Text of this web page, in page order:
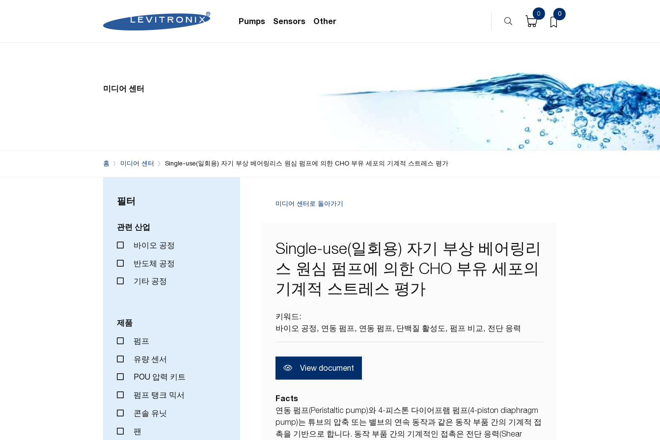
Pumps
Microelectronics Pumps (Solvent Applications)
Sensors
Microelectronics Clamp-On Flow Sensors
Bioprocessing Clamp-On Flow Sensors (First
Other
Bioprocessing Flow Controllers (Single-Use)
0 0
미디어 센터
홈 미디어 센터 Single-use(일회용) 자기 부상 베어링리스 원심 펌프에 의한 CHO 부유 세포의 기계적 스트레스 평가
필터
관련 산업
바이오 공정
반도체 공정
기타 공정
제품
펌프
유량 센서
POU 압력 키트
펌프 탱크 믹서
콘솔 유닛
팬
미디어 센터로 돌아가기
Single-use(일회용) 자기 부상 베어링리
스 원심 펌프에 의한 CHO 부유 세포의
기계적 스트레스 평가
키워드:
바이오 공정
연동 펌프 연동 펌프 단백질 활성도 펌프 비교 전단 응력
View document
Facts
연동 펌프(Peristaltic pump)와 4-피스톤 다이어프램 펌프(4-piston diaphragm
pump)는 튜브의 압축 또는 밸브의 연속 동작과 같은 동작 부품 간의 기계적 접
촉을 기반으로 합니다. 동작 부품 간의 기계적인 접촉은 전단 응력(Shear